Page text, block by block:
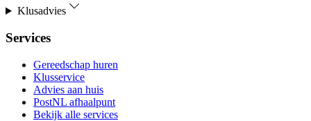
Klusadvies
Services
Gereedschap huren
Klusservice
Advies aan huis
PostNL afhaalpunt
Bekijk alle services